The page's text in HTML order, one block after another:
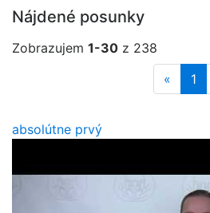
Nájdené posunky
Zobrazujem 1-30 z 238
«
1
absolútne prvý